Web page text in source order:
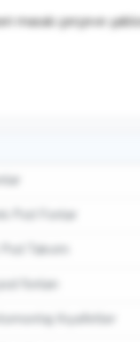
masalı çerçeve
Psd Fonlar
Takvim
fonları
Kıyafetler